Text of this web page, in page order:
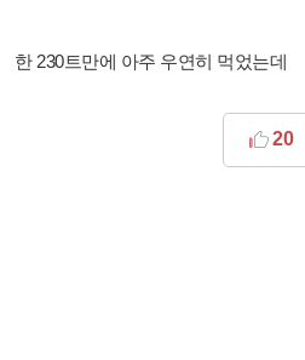
한 230트만에 아주 우연히 먹었는데
20